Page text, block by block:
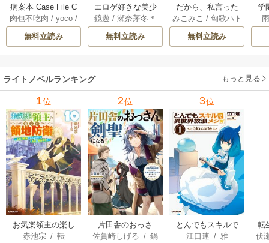
病案本 Case File C
ompendium［分冊
版］ 187巻
肉包不吃肉 /yoco /
呉聖華
無料立読み
エロゲ好きな美少
女は、エロゲみた
いなこと全部シて
ほしい【電子ＳＳ
鏡遊 /瀬奈茅冬＊
無料立読み
だから、私言った
わよね？ ～没落令
嬢の案外楽しい領
地改革～ 4巻
みこみこ / 匈歌ハト
リ
無料立読み
学
ライトノベルランキング もっと見る
1位
お気楽領主の楽し
い領地防衛
赤池宗/ 転
2位
片田舎のおっさ
ん、剣聖になる
佐賀崎しげる /鍋
3位
とんでもスキルで
異世界放浪メシ
江口連 / 雅
転
伏